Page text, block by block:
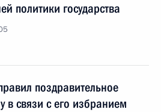
политики государства
поздравительное
в связи с его избранием